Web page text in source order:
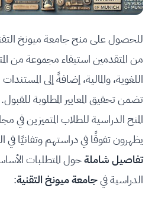
من المتقدمين استيفاء مجموعة من
اللغوية، والمالية، إضافةً إلى
تضمن تحقيق المعايير المطلوبة
المنح الدراسية للطلاب المتميزين في
يظهرون تفوقًا في دراستهم وتفانيًا
تفاصيل شاملةحول المتطلبات
الدراسية فيجامعة ميونخ التقنية: